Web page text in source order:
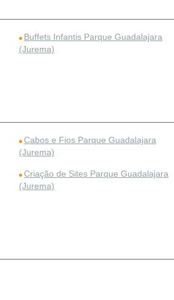
Buffets Infantis Parque Guadalajara
(Jurema)
Cabos e Fios Parque Guadalajara
(Jurema)
Criação de Sites Parque Guadalajara
(Jurema)